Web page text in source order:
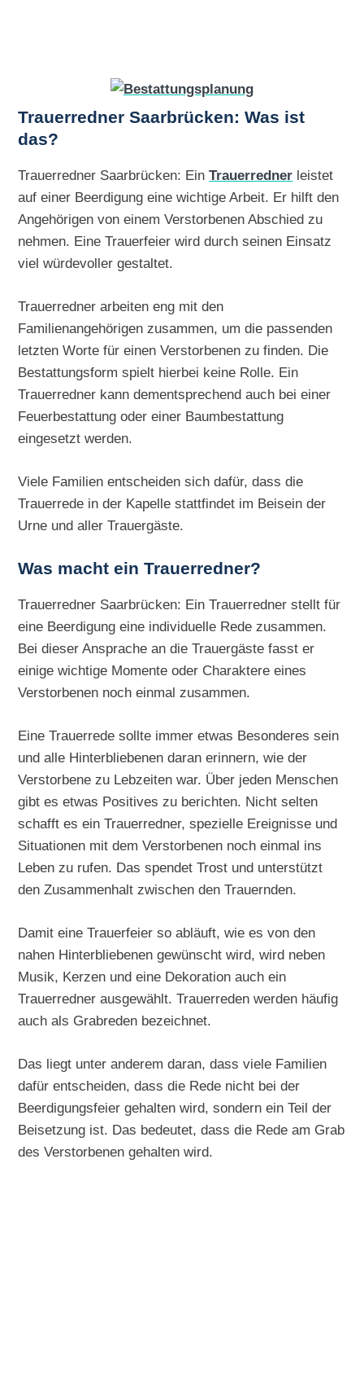
Trauerredner Saarbrücken: Was ist
das?
Trauerredner Saarbrücken: EinTrauerredner leistet
auf einer Beerdigung eine wichtige Arbeit. Er hilft den
Angehörigen von einem Verstorbenen Abschied zu
nehmen. Eine Trauerfeier wird durch seinen Einsatz
viel würdevoller gestaltet.
Trauerredner arbeiten eng mit den
Familienangehörigen zusammen, um die passenden
letzten Worte für einen Verstorbenen zu finden. Die
Bestattungsform spielt hierbei keine Rolle. Ein
Trauerredner kann dementsprechend auch bei einer
Feuerbestattung oder einer Baumbestattung
eingesetzt werden.
Viele Familien entscheiden sich dafür, dass die
Trauerrede in der Kapelle stattfindet im Beisein der
Urne und aller Trauergäste.
Was macht ein Trauerredner?
Trauerredner Saarbrücken: Ein Trauerredner stellt für
eine Beerdigung eine individuelle Rede zusammen.
Bei dieser Ansprache an die Trauergäste fasst er
einige wichtige Momente oder Charaktere eines
Verstorbenen noch einmal zusammen.
Eine Trauerrede sollte immer etwas Besonderes sein
und alle Hinterbliebenen daran erinnern, wie der
Verstorbene zu Lebzeiten war. Über jeden Menschen
gibt es etwas Positives zu berichten. Nicht selten
schafft es ein Trauerredner, spezielle Ereignisse und
Situationen mit dem Verstorbenen noch einmal ins
Leben zu rufen. Das spendet Trost und unterstützt
den Zusammenhalt zwischen den Trauernden.
Damit eine Trauerfeier so abläuft, wie es von den
nahen Hinterbliebenen gewünscht wird, wird neben
Musik, Kerzen und eine Dekoration auch ein
Trauerredner ausgewählt. Trauerreden werden häufig
auch als Grabreden bezeichnet.
Das liegt unter anderem daran, dass viele Familien
dafür entscheiden, dass die Rede nicht bei der
Beerdigungsfeier gehalten wird, sondern ein Teil der
Beisetzung ist. Das bedeutet, dass die Rede am Grab
des Verstorbenen gehalten wird.